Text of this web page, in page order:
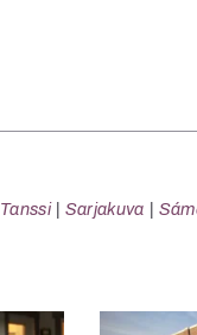
Tanssi Sarjakuva